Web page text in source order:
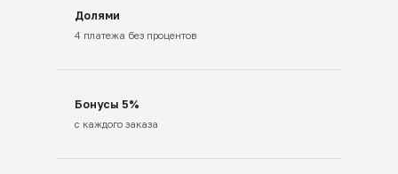
Долями
4 платежа без процентов
Бонусы 5%
с каждого заказа